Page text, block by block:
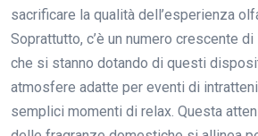
sacrificare la qualità dell’esperienza
Soprattutto, c’è un numero crescente
che si stanno dotando di questi
atmosfere adatte per eventi di
semplici momenti di relax. Questa